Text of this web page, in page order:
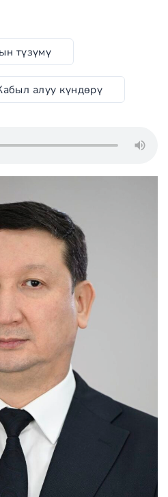
түзүмү
алуу күндөрү